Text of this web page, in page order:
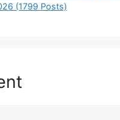
(1799 Posts)